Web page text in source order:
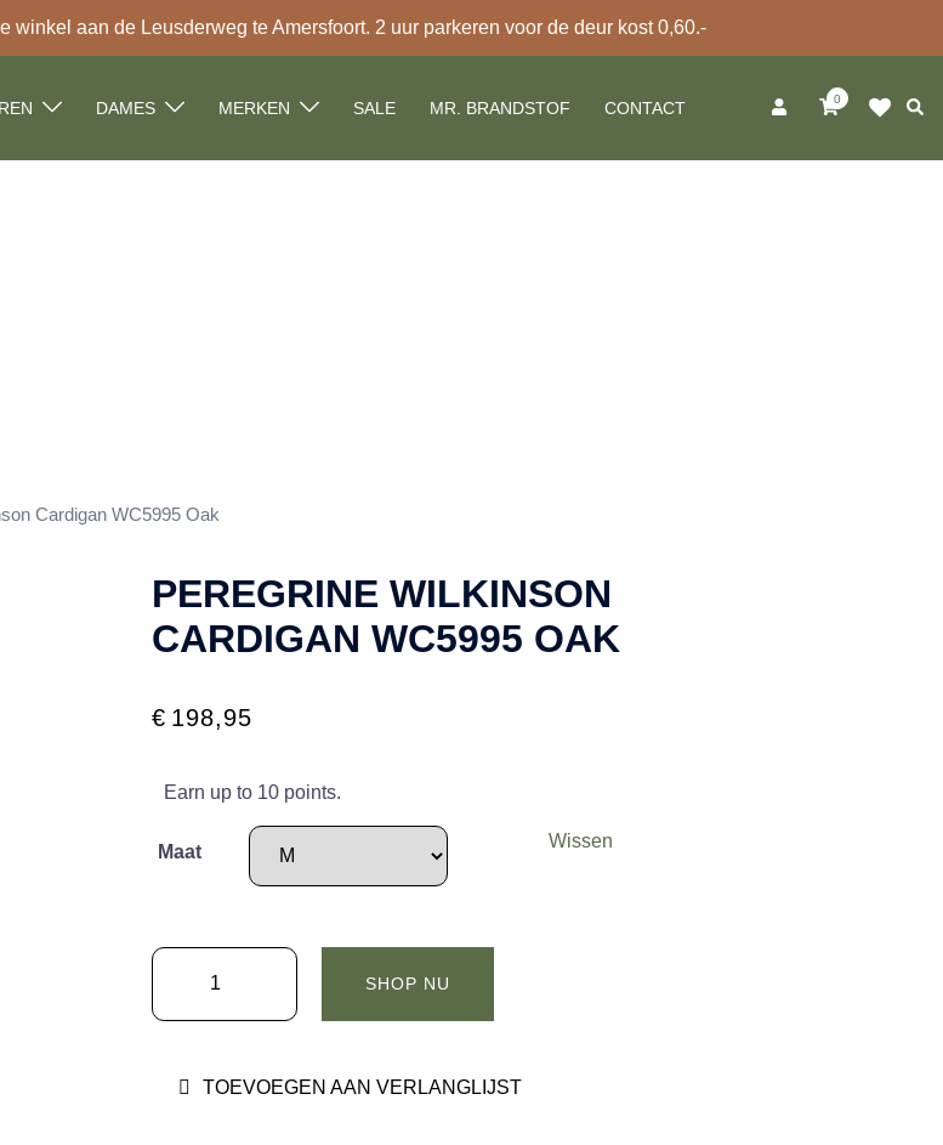
aan de Leusderweg te Amersfoort. 2 uur parkeren voor de deur kost 0,60.-
DAMES MERKEN SALE MR. BRANDSTOF CONTACT 0
Cardigan WC5995 Oak
PEREGRINE WILKINSON
CARDIGAN WC5995 OAK
€ 198,95
Earn up to 10 points.
Maat
Wissen
PEREGRINE
Wilkinson
Cardigan
Oak
SHOP NU
TOEVOEGEN AAN VERLANGLIJST